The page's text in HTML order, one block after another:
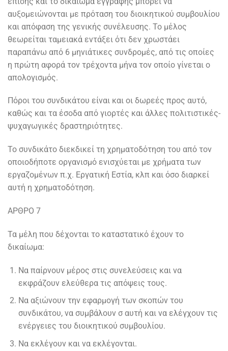
αυξομειώνονται με πρόταση του διοικητικού συμβουλίου
και απόφαση της γενικής συνέλευσης. Το μέλος
θεωρείται ταμειακά εντάξει ότι δεν χρωστάει
παραπάνω από 6 μηνιάτικες συνδρομές, από τις οποίες
η πρώτη αφορά τον τρέχοντα μήνα τον οποίο γίνεται ο
απολογισμός.
Πόροι του συνδικάτου είναι και οι δωρεές προς αυτό,
καθώς και τα έσοδα από γιορτές και άλλες πολιτιστικές-
ψυχαγωγικές δραστηριότητες.
Το συνδικάτο διεκδικεί τη χρηματοδότηση του από τον
οποιοδήποτε οργανισμό ενισχύεται με χρήματα των
εργαζομένων π.χ. Εργατική Εστία, κλπ και όσο διαρκεί
αυτή η χρηματοδότηση.
ΑΡΘΡΟ 7
Τα μέλη που δέχονται το καταστατικό έχουν το
δικαίωμα:
Να παίρνουν μέρος στις συνελεύσεις και να
εκφράζουν ελεύθερα τις απόψεις τους.
Να αξιώνουν την εφαρμογή των σκοπών του
συνδικάτου, να συμβάλουν σ αυτή και να ελέγχουν τις
ενέργειες του διοικητικού συμβουλίου.
Να εκλέγουν και να εκλέγονται.